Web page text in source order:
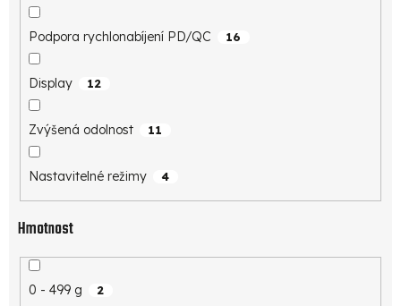
Podpora rychlonabíjení PD/QC 16
Display 12
Zvýšená odolnost 11
Nastavitelné režimy 4
Hmotnost
0 - 499 g 2